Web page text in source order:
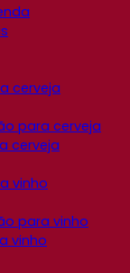
cerveja
para cerveja
cerveja
vinho
para vinho
vinho